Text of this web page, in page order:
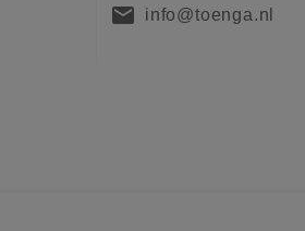
mail info@toenga.nl